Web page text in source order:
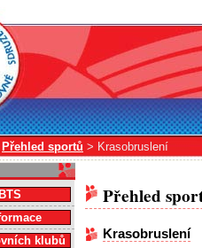
Přehled sportů > Krasobruslení
Přehled
Krasobruslení
klubů